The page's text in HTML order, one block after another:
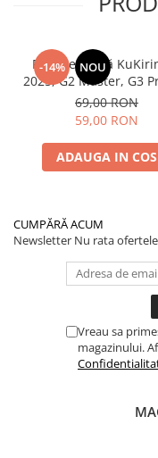
-14% NOU
Plăcuțe Frână
2025, G2 Master, G3
– Set 2 Bucăți (Față
Spate) Premium
69,00 RON
59,00 RON
ADAUGA IN COS
CUMPĂRĂ ACUM
Newsletter Nu rata
Vreau sa
magazinului.